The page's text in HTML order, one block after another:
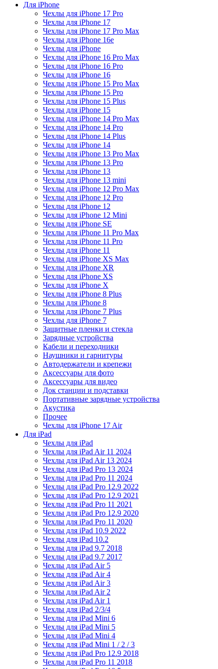
Для iPhone
Чехлы для iPhone 17 Pro
Чехлы для iPhone 17
Чехлы для iPhone 17 Pro Max
Чехлы для iPhone 16e
Чехлы для iPhone
Чехлы для iPhone 16 Pro Max
Чехлы для iPhone 16 Pro
Чехлы для iPhone 16
Чехлы для iPhone 15 Pro Max
Чехлы для iPhone 15 Pro
Чехлы для iPhone 15 Plus
Чехлы для iPhone 15
Чехлы для iPhone 14 Pro Max
Чехлы для iPhone 14 Pro
Чехлы для iPhone 14 Plus
Чехлы для iPhone 14
Чехлы для iPhone 13 Pro Max
Чехлы для iPhone 13 Pro
Чехлы для iPhone 13
Чехлы для iPhone 13 mini
Чехлы для iPhone 12 Pro Max
Чехлы для iPhone 12 Pro
Чехлы для iPhone 12
Чехлы для iPhone 12 Mini
Чехлы для iPhone SE
Чехлы для iPhone 11 Pro Max
Чехлы для iPhone 11 Pro
Чехлы для iPhone 11
Чехлы для iPhone XS Max
Чехлы для iPhone XR
Чехлы для iPhone XS
Чехлы для iPhone X
Чехлы для iPhone 8 Plus
Чехлы для iPhone 8
Чехлы для iPhone 7 Plus
Чехлы для iPhone 7
Защитные пленки и стекла
Зарядные устройства
Кабели и переходники
Наушники и гарнитуры
Автодержатели и крепежи
Аксессуары для фото
Аксессуары для видео
Док станции и подставки
Портативные зарядные устройства
Акустика
Прочее
Чехлы для iPhone 17 Air
Для iPad
Чехлы для iPad
Чехлы для iPad Air 11 2024
Чехлы для iPad Air 13 2024
Чехлы для iPad Pro 13 2024
Чехлы для iPad Pro 11 2024
Чехлы для iPad Pro 12.9 2022
Чехлы для iPad Pro 12.9 2021
Чехлы для iPad Pro 11 2021
Чехлы для iPad Pro 12.9 2020
Чехлы для iPad Pro 11 2020
Чехлы для iPad 10.9 2022
Чехлы для iPad 10.2
Чехлы для iPad 9.7 2018
Чехлы для iPad 9.7 2017
Чехлы для iPad Air 5
Чехлы для iPad Air 4
Чехлы для iPad Air 3
Чехлы для iPad Air 2
Чехлы для iPad Air 1
Чехлы для iPad 2/3/4
Чехлы для iPad Mini 6
Чехлы для iPad Mini 5
Чехлы для iPad Mini 4
Чехлы для iPad Mini 1 / 2 / 3
Чехлы для iPad Pro 12.9 2018
Чехлы для iPad Pro 11 2018